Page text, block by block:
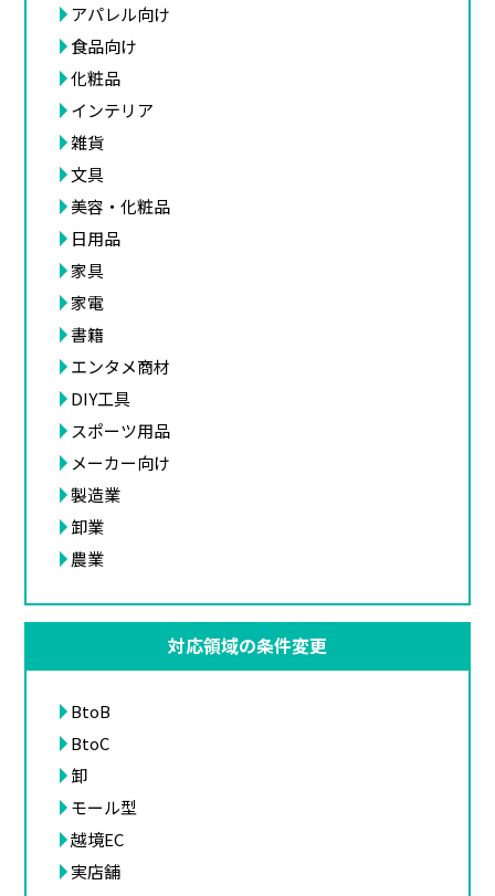
アパレル向け
食品向け
化粧品
インテリア
雑貨
文具
美容・化粧品
日用品
家具
家電
書籍
エンタメ商材
DIY工具
スポーツ用品
メーカー向け
製造業
卸業
農業
対応領域の条件変更
BtoB
BtoC
卸
モール型
越境EC
実店舗